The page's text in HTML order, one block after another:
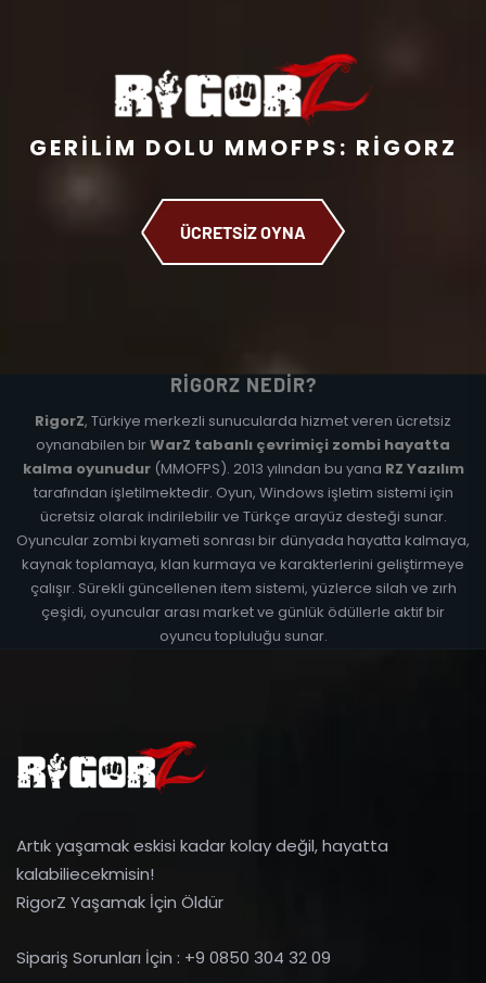
GERILIM DOLU MMOFPS: RIGORZ
ÜCRETSİZ OYNA
RIGORZ NEDIR?
RigorZ, Türkiye merkezli sunucularda hizmet veren ücretsiz
oynanabilen birWarZ tabanlı çevrimiçi zombi hayatta
kalma oyunudur(MMOFPS). 2013 yılından bu yana RZ Yazılım
tarafından işletilmektedir. Oyun, Windows işletim sistemi için
ücretsiz olarak indirilebilir ve Türkçe arayüz desteği sunar.
Oyuncular zombi kıyameti sonrası bir dünyada hayatta kalmaya,
kaynak toplamaya, klan kurmaya ve karakterlerini geliştirmeye
çalışır. Sürekli güncellenen item sistemi, yüzlerce silah ve zırh
çeşidi, oyuncular arası market ve günlük ödüllerle aktif bir
oyuncu topluluğu sunar.
Artık yaşamak eskisi kadar kolay değil, hayatta
kalabiliecekmisin!
RigorZ Yaşamak İçin Öldür
Sipariş Sorunları İçin : +9 0850 304 32 09